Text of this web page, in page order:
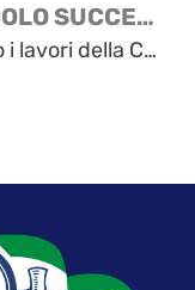
ARTICOLO SUCCESSIVO
Iniziano i lavori della Commissione